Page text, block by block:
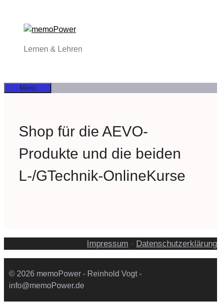
springen
Lernen & Lehren
Menü
Shop für die AEVO-
Produkte und die beiden
L-/GTechnik-OnlineKurse
Impressum - Datenschutzerklärung
© 2026 memoPower - Reinhold Vogt -
info@memoPower.de